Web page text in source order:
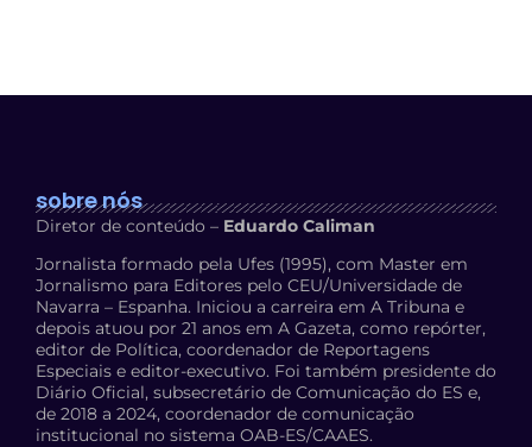
sobre nós
Diretor de conteúdo – Eduardo Caliman
Jornalista formado pela Ufes (1995), com Master em
Jornalismo para Editores pelo CEU/Universidade de
Navarra – Espanha. Iniciou a carreira em A Tribuna e
depois atuou por 21 anos em A Gazeta, como repórter,
editor de Política, coordenador de Reportagens
Especiais e editor-executivo. Foi também presidente do
Diário Oficial, subsecretário de Comunicação do ES e,
de 2018 a 2024, coordenador de comunicação
institucional no sistema OAB-ES/CAAES.